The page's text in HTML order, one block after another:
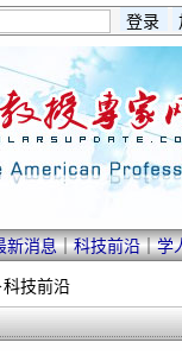
新消息｜科技前沿｜学
科技前沿